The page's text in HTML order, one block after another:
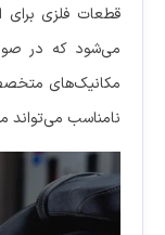
قطعات فلزی برای
می‌شود که در
مکانیک‌های
نامناسب می‌تواند